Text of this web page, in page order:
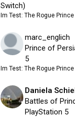
Switch)
Im Test: The Rogue
marc_englich
Prince of
5
Im Test: The Rogue
Daniela
Battles of
PlayStation 5